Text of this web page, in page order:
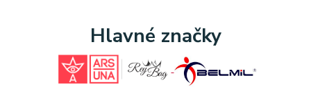
Hlavné značky